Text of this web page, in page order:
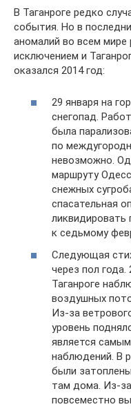
В Таганроге редко
события. Но в
аномалий во всем мире
исключением и
оказался 2014 год:
29 января на
снегопад.
была
по
невозможно.
маршруту
снежных
спасательная
ликвидировать
к седьмому
Следующая
через пол года.
Таганроге
воздушных
Из-за
уровень
является
наблюдений. В
были
там дома. Из-
повсеместно